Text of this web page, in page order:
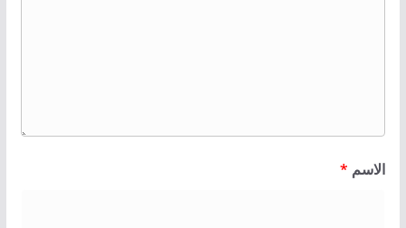
الاسم *